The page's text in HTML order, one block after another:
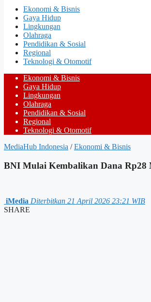
Ekonomi & Bisnis
Gaya Hidup
Lingkungan
Olahraga
Pendidikan & Sosial
Regional
Teknologi & Otomotif
Ekonomi & Bisnis
Gaya Hidup
Lingkungan
Olahraga
Pendidikan & Sosial
Regional
Teknologi & Otomotif
MediaHub Indonesia / Ekonomi & Bisnis
BNI Mulai Kembalikan Dana
iMedia Diterbitkan 21 April 2026 23:21 WIB
SHARE